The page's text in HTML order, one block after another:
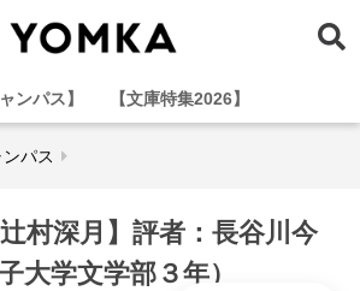
ンパス】 【文庫特集2026】
パス
村深月】評者：長谷川今
大学文学部３年）